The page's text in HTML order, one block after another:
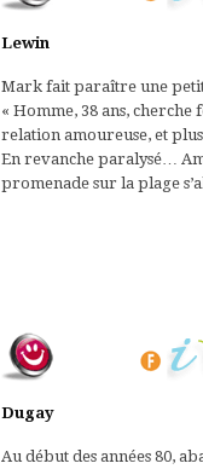
Lewin
Mark fait paraître une
« Homme, 38 ans,
relation amoureuse, et
En revanche paralysé…
promenade sur la plage
Dugay
Au début des années 80,